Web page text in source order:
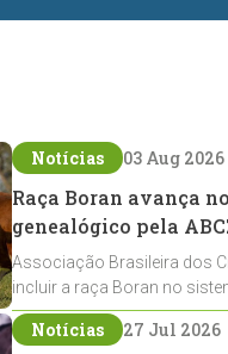
Notícias 03 Aug 2026
Raça Boran avança
genealógico pela
Associação Brasileira dos
incluir a raça Boran no
expansão na pecuária
Notícias 27 Jul 2026